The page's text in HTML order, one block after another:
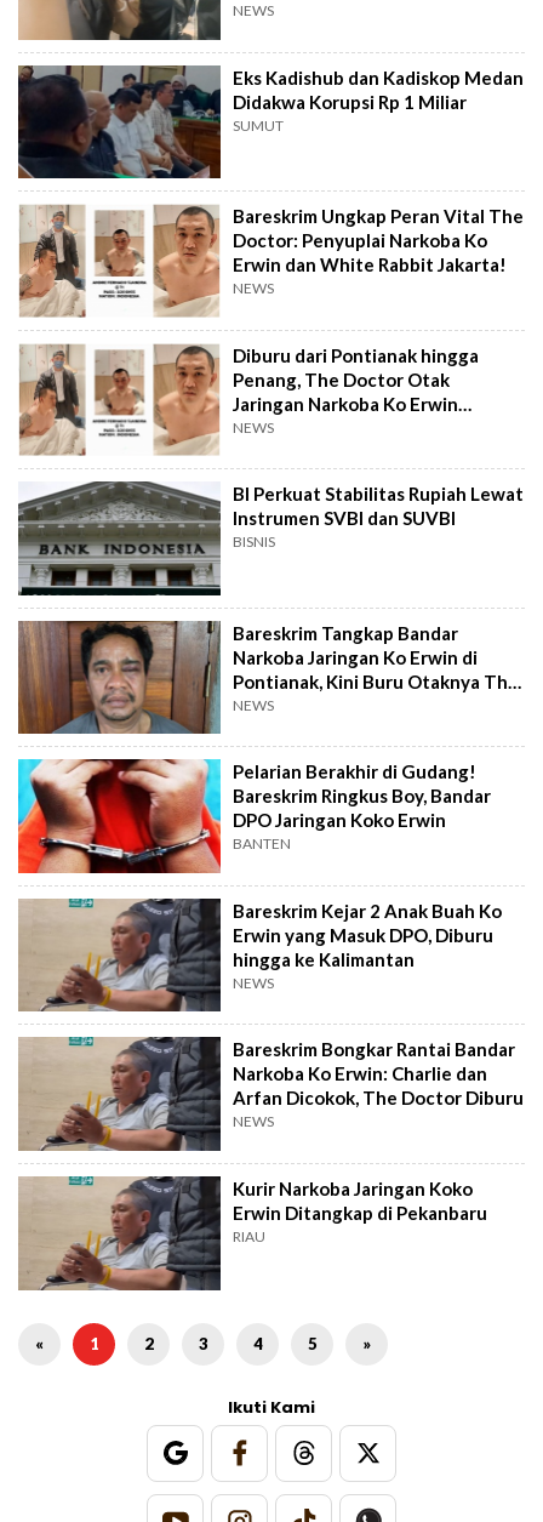
NEWS
Eks Kadishub dan Kadiskop Medan
Didakwa Korupsi Rp 1 Miliar
SUMUT
Bareskrim Ungkap Peran Vital The
Doctor: Penyuplai Narkoba Ko
Erwin dan White Rabbit Jakarta!
NEWS
Diburu dari Pontianak hingga
Penang, The Doctor Otak
Jaringan Narkoba Ko Erwin
Akhirnya Tertangkap
NEWS
BI Perkuat Stabilitas Rupiah Lewat
Instrumen SVBI dan SUVBI
BISNIS
Bareskrim Tangkap Bandar
Narkoba Jaringan Ko Erwin di
Pontianak, Kini Buru Otaknya The
Doctor
NEWS
Pelarian Berakhir di Gudang!
Bareskrim Ringkus Boy, Bandar
DPO Jaringan Koko Erwin
BANTEN
Bareskrim Kejar 2 Anak Buah Ko
Erwin yang Masuk DPO, Diburu
hingga ke Kalimantan
NEWS
Bareskrim Bongkar Rantai Bandar
Narkoba Ko Erwin: Charlie dan
Arfan Dicokok, The Doctor Diburu
NEWS
Kurir Narkoba Jaringan Koko
Erwin Ditangkap di Pekanbaru
RIAU
« 1 2 3 4 5 »
Ikuti Kami